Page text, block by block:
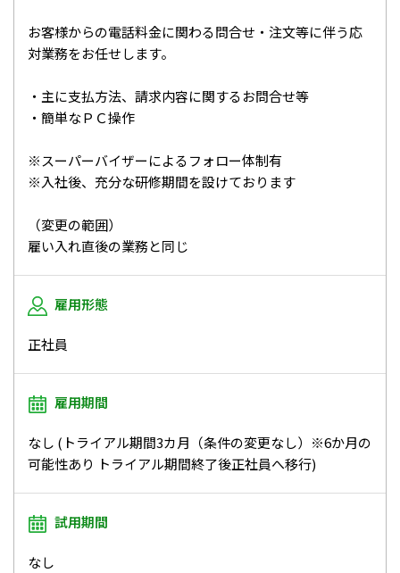
お客様からの電話料金に関わる問合せ・注文等に伴う応
対業務をお任せします。
・主に支払方法、請求内容に関するお問合せ等
・簡単なＰＣ操作
※スーパーバイザーによるフォロー体制有
※入社後、充分な研修期間を設けております
（変更の範囲）
雇い入れ直後の業務と同じ
雇用形態
正社員
雇用期間
なし (トライアル期間3カ月（条件の変更なし）※6か月の
可能性あり トライアル期間終了後正社員へ移行)
試用期間
なし